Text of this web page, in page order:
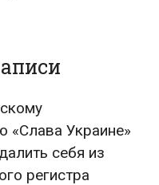
«Слава Украине»
себя из
регистра